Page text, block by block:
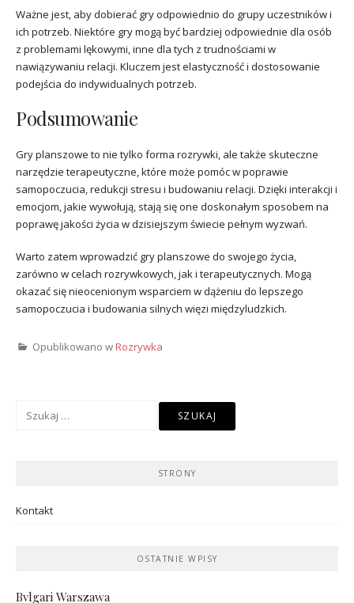
Ważne jest, aby dobierać gry odpowiednio do grupy uczestników i
ich potrzeb. Niektóre gry mogą być bardziej odpowiednie dla osób
z problemami lękowymi, inne dla tych z trudnościami w
nawiązywaniu relacji. Kluczem jest elastyczność i dostosowanie
podejścia do indywidualnych potrzeb.
Podsumowanie
Gry planszowe to nie tylko forma rozrywki, ale także skuteczne
narzędzie terapeutyczne, które może pomóc w poprawie
samopoczucia, redukcji stresu i budowaniu relacji. Dzięki interakcji i
emocjom, jakie wywołują, stają się one doskonałym sposobem na
poprawę jakości życia w dzisiejszym świecie pełnym wyzwań.
Warto zatem wprowadzić gry planszowe do swojego życia,
zarówno w celach rozrywkowych, jak i terapeutycznych. Mogą
okazać się nieocenionym wsparciem w dążeniu do lepszego
samopoczucia i budowania silnych więzi międzyludzkich.
Opublikowano wRozrywka
STRONY
Kontakt
OSTATNIE WPISY
Bvlgari Warszawa